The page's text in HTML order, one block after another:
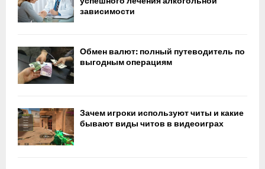
зависимости
Обмен валют: полный путеводитель по
выгодным операциям
Зачем игроки используют читы и какие
бывают виды читов в видеоиграх